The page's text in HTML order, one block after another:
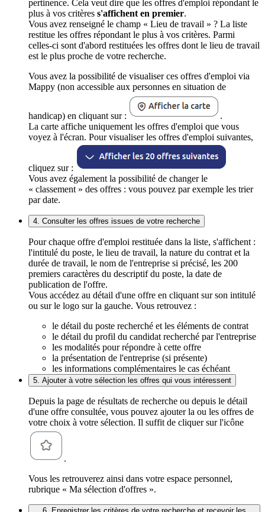
pertinence. Cela veut dire que les offres d'emploi répondant le
plus à vos critères s'affichent en premier.
Vous avez renseigné le champ « Lieu de travail » ? La liste
restitue les offres répondant le plus à vos critères. Parmi
celles-ci sont d'abord restituées les offres dont le lieu de travail
est le plus proche de votre recherche.
Vous avez la possibilité de visualiser ces offres d'emploi via
Mappy (non accessible aux personnes en situation de
handicap) en cliquant sur :
.
La carte affiche uniquement les offres d'emploi que vous
voyez à l'écran. Pour visualiser les offres d'emploi suivantes,
cliquez sur :
Vous avez également la possibilité de changer le
« classement » des offres : vous pouvez par exemple les trier
par date.
4. Consulter les offres issues de votre recherche
Pour chaque offre d'emploi restituée dans la liste, s'affichent :
l'intitulé du poste, le lieu de travail, la nature du contrat et la
durée de travail, le nom de l'entreprise si précisé, les 200
premiers caractères du descriptif du poste, la date de
publication de l'offre.
Vous accédez au détail d'une offre en cliquant sur son intitulé
ou sur le logo sur la gauche. Vous retrouvez :
le détail du poste recherché et les éléments de contrat
le détail du profil du candidat recherché par l'entreprise
les modalités pour répondre à cette offre
la présentation de l'entreprise (si présente)
les informations complémentaires le cas échéant
5. Ajouter à votre sélection les offres qui vous intéressent
Depuis la page de résultats de recherche ou depuis le détail
d'une offre consultée, vous pouvez ajouter la ou les offres de
votre choix à votre sélection. Il suffit de cliquer sur l'icône
.
Vous les retrouverez ainsi dans votre espace personnel,
rubrique « Ma sélection d'offres ».